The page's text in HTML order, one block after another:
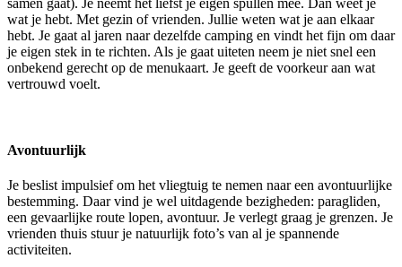
samen gaat). Je neemt het liefst je eigen spullen mee. Dan weet je
wat je hebt. Met gezin of vrienden. Jullie weten wat je aan elkaar
hebt. Je gaat al jaren naar dezelfde camping en vindt het fijn om daar
je eigen stek in te richten. Als je gaat uiteten neem je niet snel een
onbekend gerecht op de menukaart. Je geeft de voorkeur aan wat
vertrouwd voelt.
Avontuurlijk
Je beslist impulsief om het vliegtuig te nemen naar een avontuurlijke
bestemming. Daar vind je wel uitdagende bezigheden: paragliden,
een gevaarlijke route lopen, avontuur. Je verlegt graag je grenzen. Je
vrienden thuis stuur je natuurlijk foto’s van al je spannende
activiteiten.